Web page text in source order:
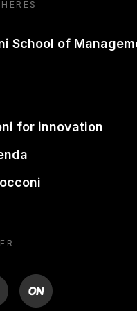
School of
for innovation
ON